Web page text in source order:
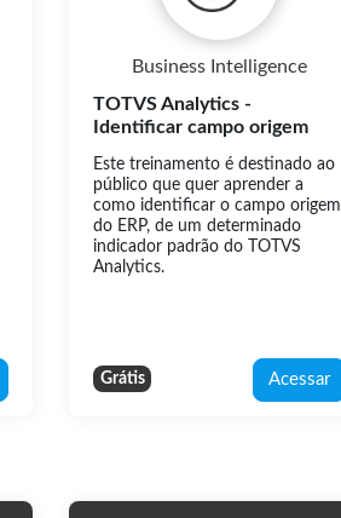
Business Intelligence
TOTVS Analytics -
Identificar campo origem
Este treinamento é destinado ao
público que quer aprender a
como identificar o campo origem
do ERP, de um determinado
indicador padrão do TOTVS
Analytics.
Grátis Acessar